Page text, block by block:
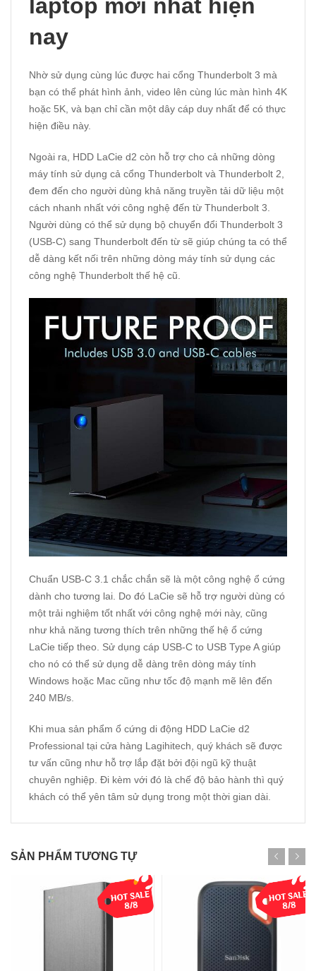
laptop mới nhất hiện
nay
Nhờ sử dụng cùng lúc được hai cổng Thunderbolt 3 mà
bạn có thể phát hình ảnh, video lên cùng lúc màn hình 4K
hoặc 5K, và bạn chỉ cần một dây cáp duy nhất để có thực
hiện điều này.
Ngoài ra, HDD LaCie d2 còn hỗ trợ cho cả những dòng
máy tính sử dụng cả cổng Thunderbolt và Thunderbolt 2,
đem đến cho người dùng khả năng truyền tải dữ liệu một
cách nhanh nhất với công nghệ đến từ Thunderbolt 3.
Người dùng có thể sử dụng bộ chuyển đổi Thunderbolt 3
(USB-C) sang Thunderbolt đến từ sẽ giúp chúng ta có thể
dễ dàng kết nối trên những dòng máy tính sử dụng các
công nghệ Thunderbolt thế hệ cũ.
Chuẩn USB-C 3.1 chắc chắn sẽ là một công nghệ ổ cứng
dành cho tương lai. Do đó LaCie sẽ hỗ trợ người dùng có
một trải nghiệm tốt nhất với công nghệ mới này, cũng
như khả năng tương thích trên những thế hệ ổ cứng
LaCie tiếp theo. Sử dụng cáp USB-C to USB Type A giúp
cho nó có thể sử dụng dễ dàng trên dòng máy tính
Windows hoặc Mac cũng như tốc độ mạnh mẽ lên đến
240 MB/s.
Khi mua sản phẩm ổ cứng di động HDD LaCie d2
Professional tại cửa hàng Lagihitech, quý khách sẽ được
tư vấn cũng như hỗ trợ lắp đặt bởi đội ngũ kỹ thuật
chuyên nghiệp. Đi kèm với đó là chế độ bảo hành thì quý
khách có thể yên tâm sử dụng trong một thời gian dài.
SẢN PHẨM TƯƠNG TỰ
-46%